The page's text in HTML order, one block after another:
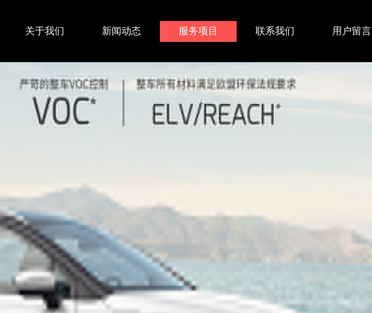
关于我们 新闻动态 服务项目 联系我们 用户留言